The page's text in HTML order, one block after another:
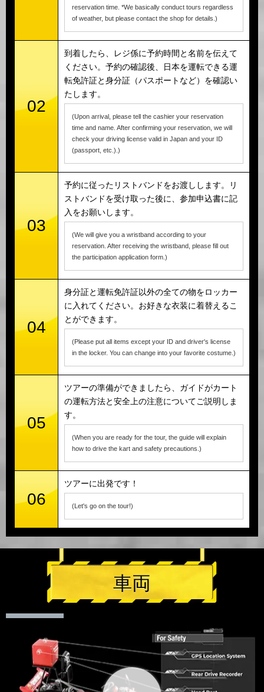
reservation time. *We basically conduct tours regardless
of weather, but please contact the shop for details.)
02
到着したら、レジ係に予約時間と名前を伝えて
ください。予約の確認後、日本を運転できる運
転免許証と身分証（パスポートなど）を確認い
たします。
(Upon arrival, please tell the cashier your reservation
time and name. After confirming your reservation, we will
check your driving license valid in Japan and your ID
(passport, etc.).)
03
予約に従ったリストバンドをお渡しします。リ
ストバンドを受け取った後に、参加申込書に記
入をお願いします。
(We will give you a wristband according to your
reservation. After receiving the wristband, please fill out
the participation application form.)
04
身分証と運転免許証以外の全ての物をロッカー
に入れてください。お好きな衣装に着替えるこ
とができます。
(Please put all items except your ID and driver's license
in the locker. You can change into your favorite costume.)
05
ツアーの準備ができましたら、ガイドがカート
の運転方法と安全上の注意についてご説明しま
す。
(When you are ready for the tour, the guide will explain
how to drive the kart and safety precautions.)
06
ツアーに出発です！
(Let's go on the tour!)
車両